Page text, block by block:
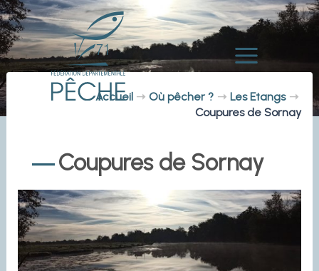
Aller
au
contenu
Main
Menu
Accueil Où pêcher ?
Les Etangs
Coupures de Sornay
Coupures de Sornay